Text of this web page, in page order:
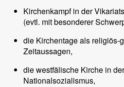
Kirchenkampf in der
(evtl. mit besonderer
die Kirchentage als religiös-
Zeitaussagen,
die westfälische Kirche in
Nationalsozialismus,